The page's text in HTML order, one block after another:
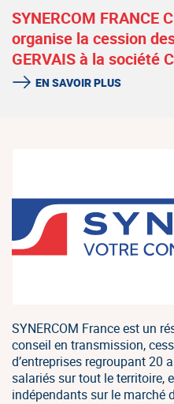
SYNERCOM FRANCE
organise la cession
GERVAIS à la société
EN SAVOIR PLUS
SYNERCOM France est un
conseil en transmission,
d’entreprises regroupant 20
salariés sur tout le territoire,
indépendants sur le marché